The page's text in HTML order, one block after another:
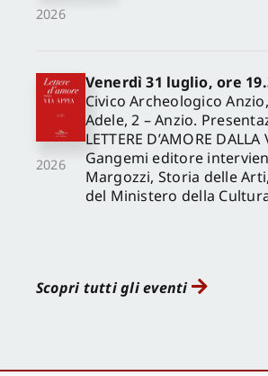
2026
2026
Venerdì 31 luglio, ore
Civico Archeologico
Adele, 2 – Anzio.
LETTERE D’AMORE DALLA
Gangemi editore
Margozzi, Storia delle
del Ministero della
Scopri tutti gli eventi